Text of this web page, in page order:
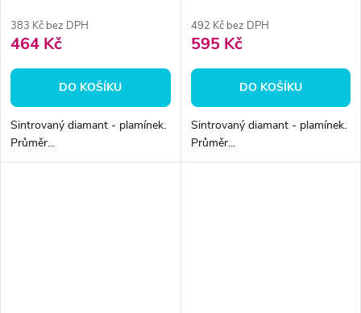
383 Kč bez DPH
464 Kč
DO KOŠÍKU
Sintrovaný diamant - plamínek.
Průměr...
492 Kč bez DPH
595 Kč
DO KOŠÍKU
Sintrovaný diamant - plamínek.
Průměr...